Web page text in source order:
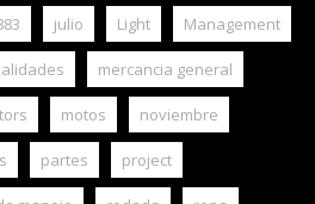
julio Light Management
mercancia general
motos noviembre
partes project